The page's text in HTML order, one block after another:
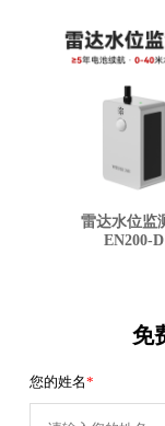
雷达水位监
EN200-D
免
您的姓名*